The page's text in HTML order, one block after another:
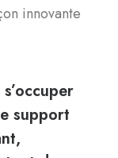
innovante
support